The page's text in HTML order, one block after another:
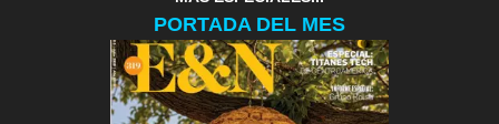
PORTADA DEL MES